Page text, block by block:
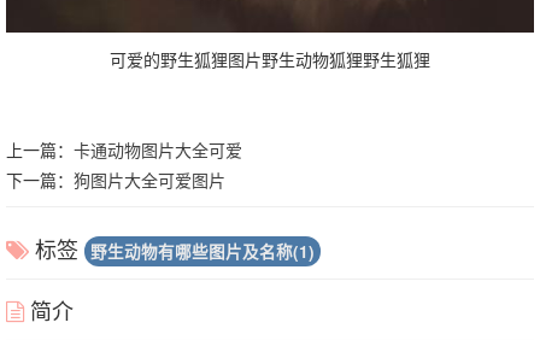
可爱的野生狐狸图片野生动物狐狸野生狐狸
上一篇： 卡通动物图片大全可爱
下一篇： 狗图片大全可爱图片
标签 野生动物有哪些图片及名称(1)
简介